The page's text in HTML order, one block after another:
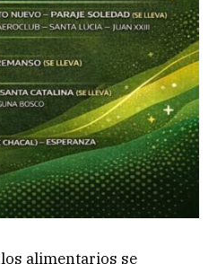
alimentarios se